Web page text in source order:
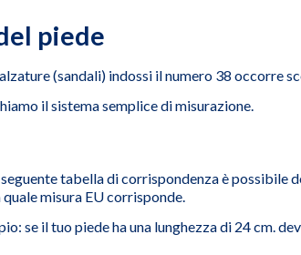
piede
(sandali) indossi il numero 38 occorre
il sistema semplice di misurazione.
tabella di corrispondenza è possibile
quale misura EU corrisponde.
se il tuo piede ha una lunghezza di 24 cm.